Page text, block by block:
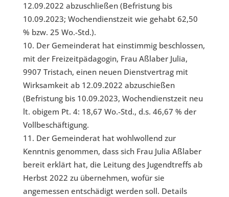
12.09.2022 abzuschließen (Befristung bis
10.09.2023; Wochendienstzeit wie gehabt 62,50
% bzw. 25 Wo.-Std.).
Der Gemeinderat hat einstimmig beschlossen,
mit der Freizeitpädagogin, Frau Aßlaber Julia,
9907 Tristach, einen neuen Dienstvertrag mit
Wirksamkeit ab 12.09.2022 abzuschießen
(Befristung bis 10.09.2023, Wochendienstzeit neu
lt. obigem Pt. 4: 18,67 Wo.-Std., d.s. 46,67 % der
Vollbeschäftigung.
Der Gemeinderat hat wohlwollend zur
Kenntnis genommen, dass sich Frau Julia Aßlaber
bereit erklärt hat, die Leitung des Jugendtreffs ab
Herbst 2022 zu übernehmen, wofür sie
angemessen entschädigt werden soll. Details